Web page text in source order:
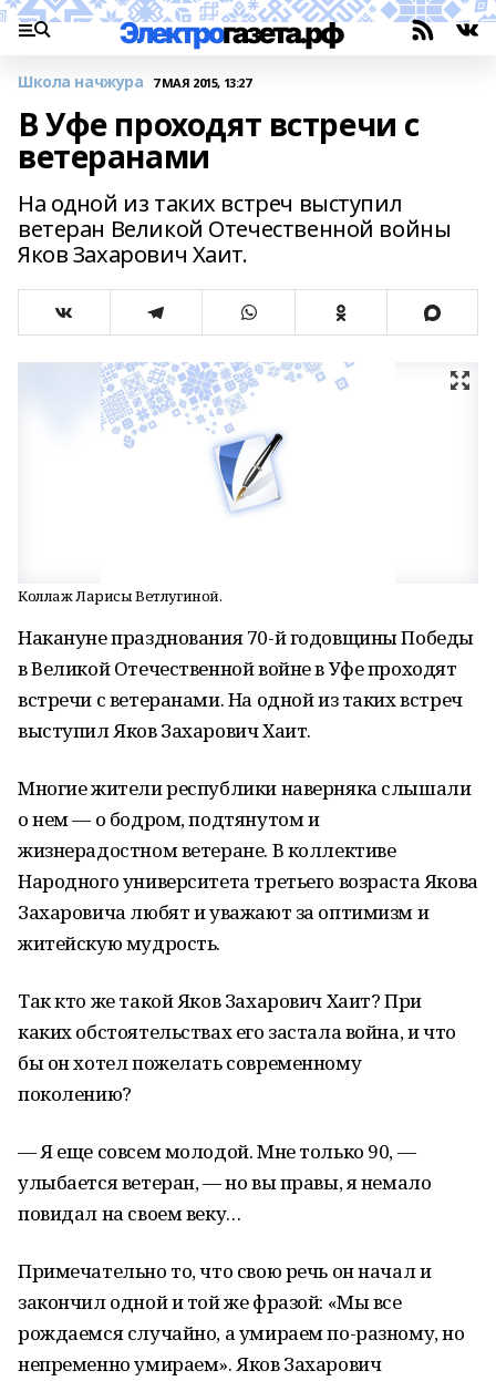
Школа начжура 7 МАЯ 2015, 13:27
В Уфе проходят встречи с
ветеранами
На одной из таких встреч выступил
ветеран Великой Отечественной войны
Яков Захарович Хаит.
Коллаж Ларисы Ветлугиной.
Накануне празднования 70-й годовщины Победы
в Великой Отечественной войне в Уфе проходят
встречи с ветеранами. На одной из таких встреч
выступил Яков Захарович Хаит.
Многие жители республики наверняка слышали
о нем — о бодром, подтянутом и
жизнерадостном ветеране. В коллективе
Народного университета третьего возраста Якова
Захаровича любят и уважают за оптимизм и
житейскую мудрость.
Так кто же такой Яков Захарович Хаит? При
каких обстоятельствах его застала война, и что
бы он хотел пожелать современному
поколению?
— Я еще совсем молодой. Мне только 90, —
улыбается ветеран, — но вы правы, я немало
повидал на своем веку…
Примечательно то, что свою речь он начал и
закончил одной и той же фразой: «Мы все
рождаемся случайно, а умираем по-разному, но
непременно умираем». Яков Захарович